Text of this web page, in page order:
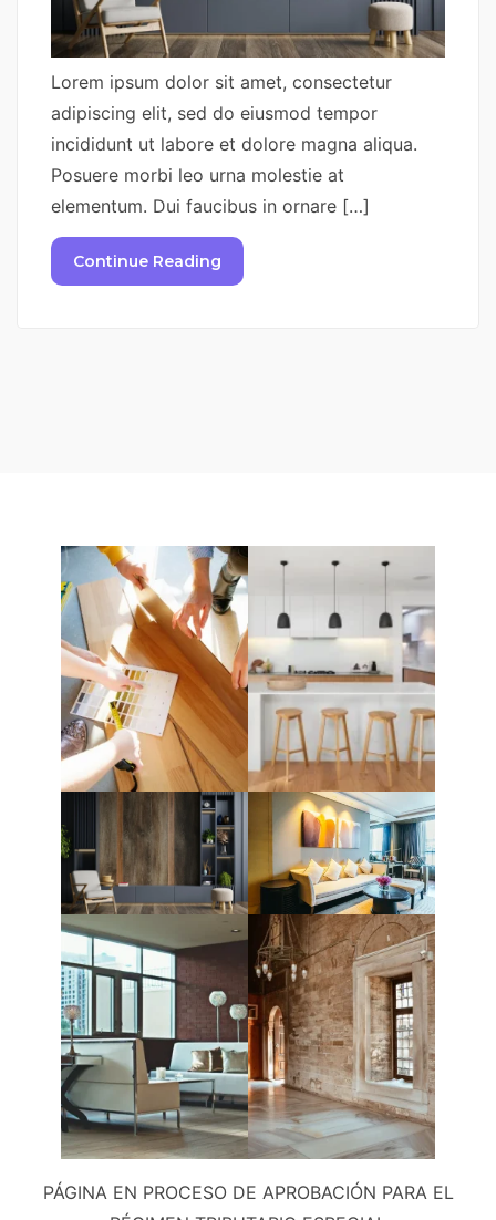
Lorem ipsum dolor sit amet, consectetur
adipiscing elit, sed do eiusmod tempor
incididunt ut labore et dolore magna aliqua.
Posuere morbi leo urna molestie at
elementum. Dui faucibus in ornare […]
Continue Reading
PÁGINA EN PROCESO DE APROBACIÓN PARA EL